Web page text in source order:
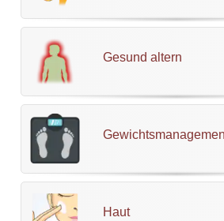
Gesund altern
Haut